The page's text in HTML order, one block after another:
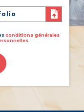
conditions générales